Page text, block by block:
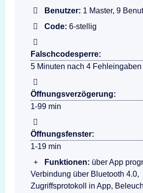
Benutzer: 1 Master, 9
Code: 6-stellig
Falschcodesperre:
5 Minuten nach 4 Fehleingaben
Öffnungsverzögerung:
1-99 min
Öffnungsfenster:
1-19 min
Funktionen: über App
Verbindung über Bluetooth 4.0,
Zugriffsprotokoll in App,